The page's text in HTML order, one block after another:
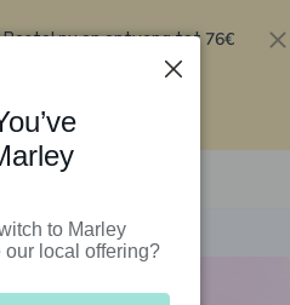
Bestel nu en ontvang tot 76€
to Marley
our local offering?